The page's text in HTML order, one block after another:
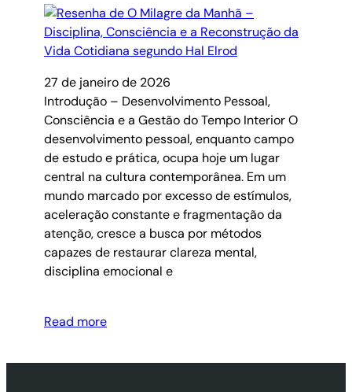
27 de janeiro de 2026
Introdução – Desenvolvimento Pessoal,
Consciência e a Gestão do Tempo Interior O
desenvolvimento pessoal, enquanto campo
de estudo e prática, ocupa hoje um lugar
central na cultura contemporânea. Em um
mundo marcado por excesso de estímulos,
aceleração constante e fragmentação da
atenção, cresce a busca por métodos
capazes de restaurar clareza mental,
disciplina emocional e
Read more